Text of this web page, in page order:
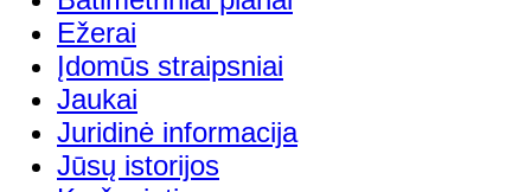
Ežerai
Įdomūs straipsniai
Jaukai
Juridinė informacija
Jūsų istorijos